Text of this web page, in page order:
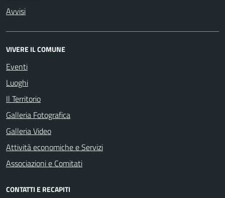
Avvisi
VIVERE IL COMUNE
Eventi
Luoghi
Il Territorio
Galleria Fotografica
Galleria Video
Attività economiche e Servizi
Associazioni e Comitati
CONTATTI E RECAPITI